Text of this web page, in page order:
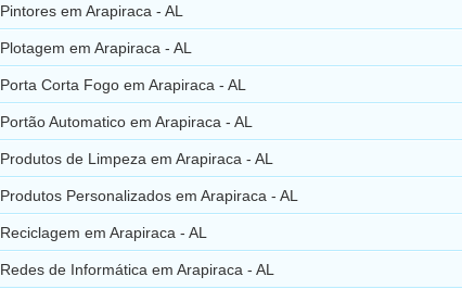
Pintores em Arapiraca - AL
Plotagem em Arapiraca - AL
Porta Corta Fogo em Arapiraca - AL
Portão Automatico em Arapiraca - AL
Produtos de Limpeza em Arapiraca - AL
Produtos Personalizados em Arapiraca - AL
Reciclagem em Arapiraca - AL
Redes de Informática em Arapiraca - AL